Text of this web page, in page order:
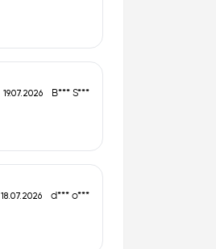
19.07.2026 B*** S***
18.07.2026 d*** o***